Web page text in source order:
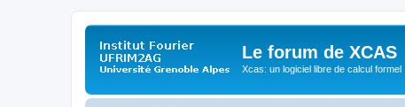
Le forum de XCAS
Xcas: un logiciel libre de calcul formel